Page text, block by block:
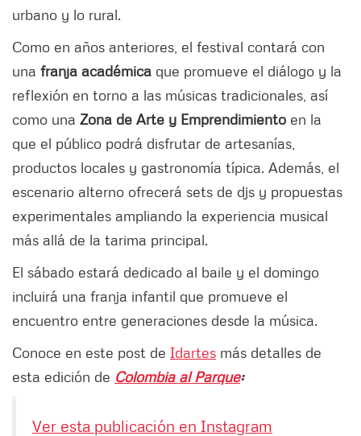
urbano y lo rural.
Como en años anteriores, el festival contará con
una franja académica que promueve el diálogo y la
reflexión en torno a las músicas tradicionales, así
como una Zona de Arte y Emprendimiento en la
que el público podrá disfrutar de artesanías,
productos locales y gastronomía típica. Además, el
escenario alterno ofrecerá sets de djs y propuestas
experimentales ampliando la experiencia musical
más allá de la tarima principal.
El sábado estará dedicado al baile y el domingo
incluirá una franja infantil que promueve el
encuentro entre generaciones desde la música.
Conoce en este post de Idartes más detalles de
esta edición de Colombia al Parque:
Ver esta publicación en Instagram